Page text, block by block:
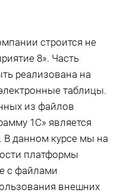
строится не
8». Часть
реализована на
таблицы.
из файлов
1С» является
В данном курсе мы на
платформы
с файлами
внешних